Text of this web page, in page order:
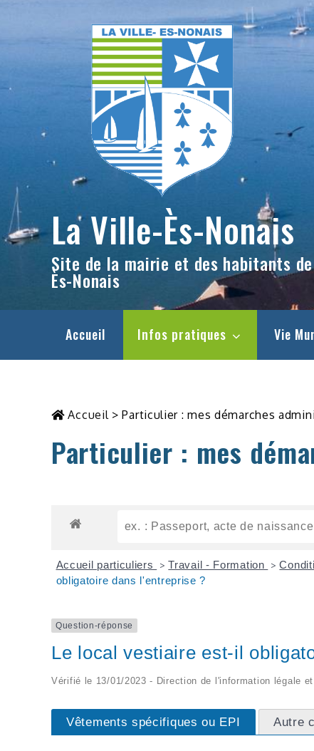
La Ville-Ès-Nonais
Site de la mairie et des habitants
Ès-Nonais
Accueil Infos pratiques Vie
Accueil >Particulier : mes démarches
Particulier : mes
Accueil particuliers > Travail - Formation >
obligatoire dans l'entreprise ?
Question-réponse
Le local vestiaire est-il
Vérifié le 13/01/2023 - Direction de l'information légale
Vêtements spécifiques ou EPI Autre